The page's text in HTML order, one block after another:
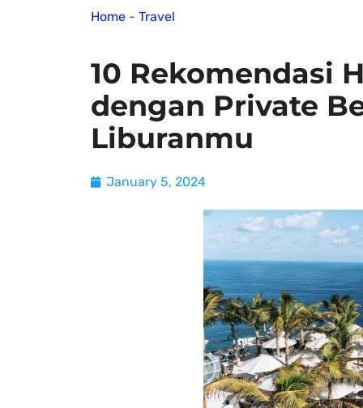
Home - Travel
10 Rekomendasi
dengan Private
Liburanmu
January 5, 2024